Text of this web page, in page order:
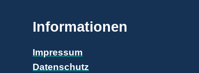
Informationen
Impressum
Datenschutz